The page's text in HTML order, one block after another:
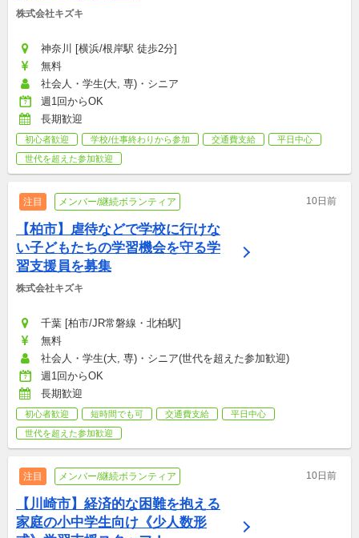
株式会社キズキ
神奈川 [横浜/根岸駅 徒歩2分]
無料
社会人・学生(大, 専)・シニア
週1回からOK
長期歓迎
初心者歓迎 学校/仕事終わりから参加 交通費支給
平日中心
世代を超えた参加歓迎
注目 メンバー/継続ボランティア 10日前
【柏市】虐待などで学校に行けな
い子どもたちの学習機会を守る学
習支援員を募集
株式会社キズキ
千葉 [柏市/JR常磐線・北柏駅]
無料
社会人・学生(大, 専)・シニア(世代を超えた参加歓迎)
週1回からOK
長期歓迎
初心者歓迎 短時間でも可 交通費支給
平日中心
世代を超えた参加歓迎
注目 メンバー/継続ボランティア 10日前
【川崎市】経済的な困難を抱える
家庭の小中学生向け《少人数形